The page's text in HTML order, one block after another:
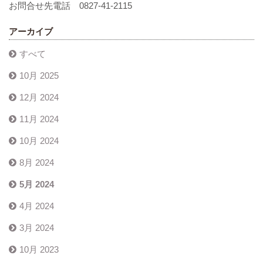
お問合せ先電話 0827-41-2115
アーカイブ
すべて
10月 2025
12月 2024
11月 2024
10月 2024
8月 2024
5月 2024
4月 2024
3月 2024
10月 2023